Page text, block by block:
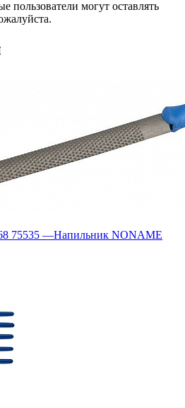
пользователи могут оставлять
75535 —Напильник NONAME